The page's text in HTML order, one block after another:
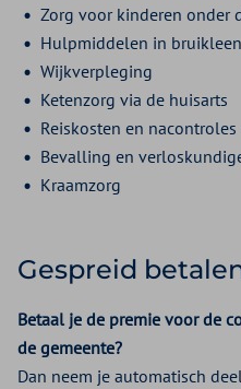
Zorg voor kinderen onder
Hulpmiddelen in bruikleen
Wijkverpleging
Ketenzorg via de huisarts
Reiskosten en
Bevalling en
Kraamzorg
Gespreid
Betaal je de premie voor de
de gemeente?
Dan neem je automatisch